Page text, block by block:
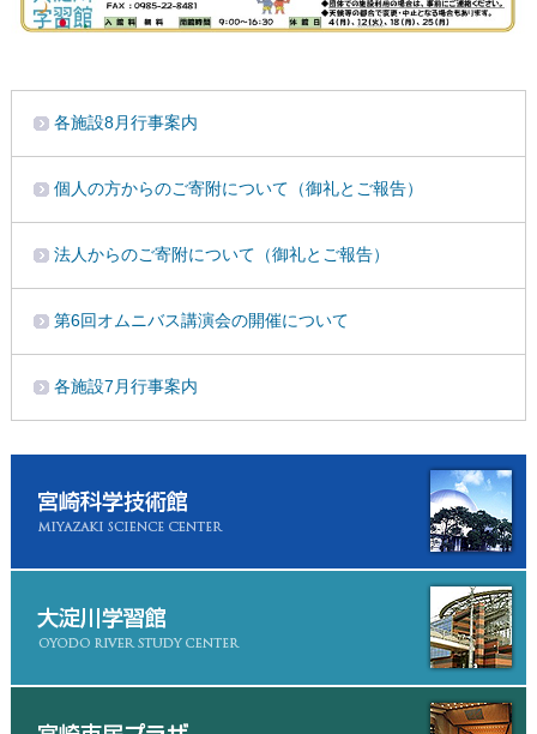
各施設8月行事案内
個人の方からのご寄附について（御礼とご報告）
法人からのご寄附について（御礼とご報告）
第6回オムニバス講演会の開催について
各施設7月行事案内